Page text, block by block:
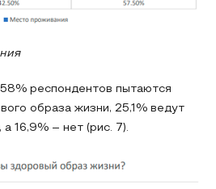
респондентов пытаются
образа жизни, 25,1% ведут
16,9% – нет (рис. 7).